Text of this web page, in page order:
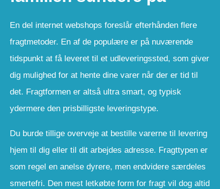
En del internet webshops foreslår efterhånden flere
fragtmetoder. En af de populære er på nuværende
tidspunkt at få leveret til et udleveringssted, som giver
dig mulighed for at hente dine varer når der er tid til
det. Fragtformen er altså ultra smart, og typisk
ydermere den prisbilligste leveringstype.
Du burde tillige overveje at bestille varerne til levering
hjem til dig eller til dit arbejdes adresse. Fragttypen er
som regel en anelse dyrere, men endvidere særdeles
smertefri. Den mest letkøbte form for fragt vil dog altid